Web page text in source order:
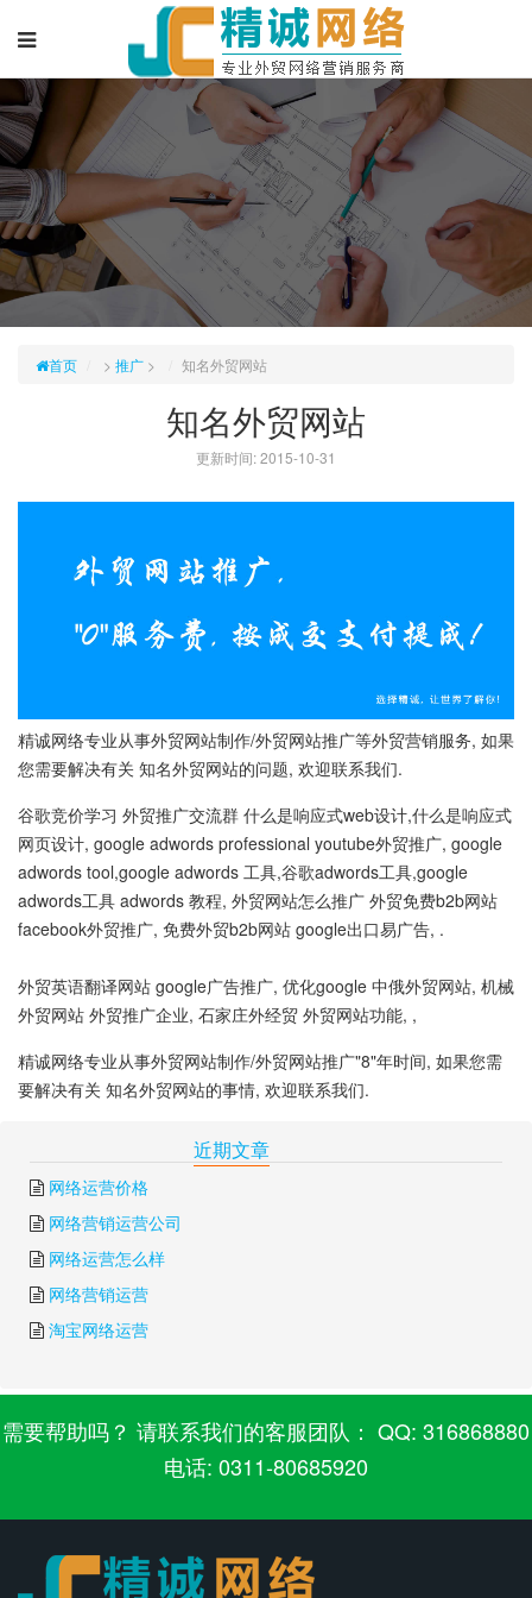
首页 > 推广 > 知名外贸网站
知名外贸网站
更新时间: 2015-10-31
精诚网络专业从事外贸网站制作/外贸网站推广等外贸营销服务, 如果
您需要解决有关 知名外贸网站的问题, 欢迎联系我们.
谷歌竞价学习 外贸推广交流群 什么是响应式web设计,什么是响应式
网页设计, google adwords professional youtube外贸推广, google
adwords tool,google adwords 工具,谷歌adwords工具,google
adwords工具 adwords 教程, 外贸网站怎么推广 外贸免费b2b网站
facebook外贸推广, 免费外贸b2b网站 google出口易广告, .
外贸英语翻译网站 google广告推广, 优化google 中俄外贸网站, 机械
外贸网站 外贸推广企业, 石家庄外经贸 外贸网站功能, ,
精诚网络专业从事外贸网站制作/外贸网站推广"8"年时间, 如果您需
要解决有关 知名外贸网站的事情, 欢迎联系我们.
近期文章
网络运营价格
网络营销运营公司
网络运营怎么样
网络营销运营
淘宝网络运营
需要帮助吗？ 请联系我们的客服团队： QQ: 316868880
电话: 0311-80685920